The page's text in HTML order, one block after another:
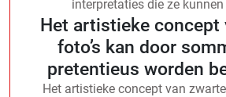
interpretaties die ze
Het artistieke concept
foto’s kan door
pretentieus worden
Het artistieke concept van